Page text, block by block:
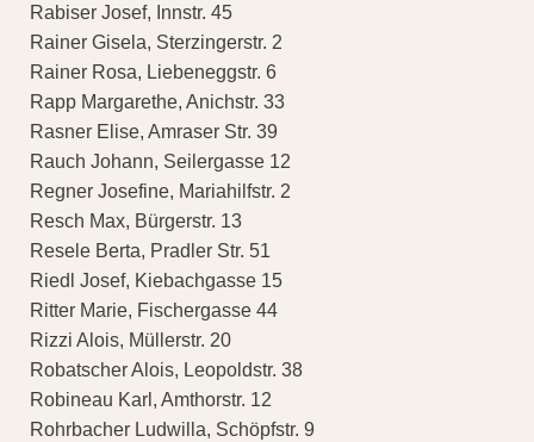
Rabiser Josef, Innstr. 45
Rainer Gisela, Sterzingerstr. 2
Rainer Rosa, Liebeneggstr. 6
Rapp Margarethe, Anichstr. 33
Rasner Elise, Amraser Str. 39
Rauch Johann, Seilergasse 12
Regner Josefine, Mariahilfstr. 2
Resch Max, Bürgerstr. 13
Resele Berta, Pradler Str. 51
Riedl Josef, Kiebachgasse 15
Ritter Marie, Fischergasse 44
Rizzi Alois, Müllerstr. 20
Robatscher Alois, Leopoldstr. 38
Robineau Karl, Amthorstr. 12
Rohrbacher Ludwilla, Schöpfstr. 9